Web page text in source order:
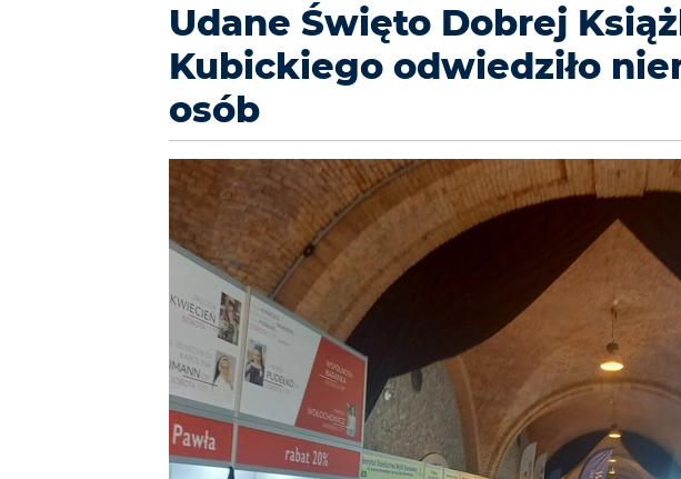
Udane Święto Dobrej
Kubickiego odwiedziło
osób